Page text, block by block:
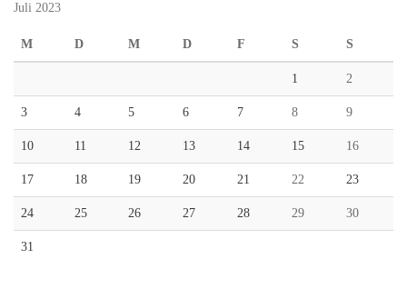
Juli 2023
M D M D F S S
1 2
3 4 5 6 7 8 9
10 11 12 13 14 15 16
17 18 19 20 21 22 23
24 25 26 27 28 29 30
31